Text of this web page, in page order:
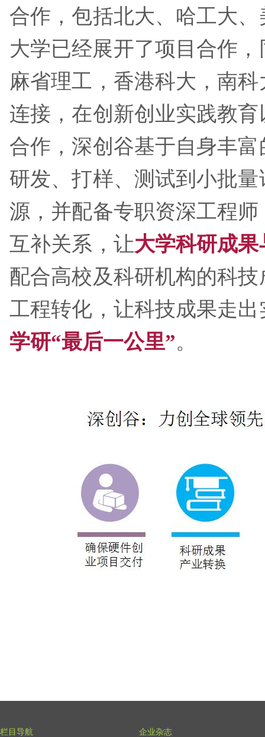
合作，包括北大、哈工大
大学已经展开了项目
麻省理工，香港科大，南
连接，在创新创业实践教
合作，深创谷基于自身丰
研发、打样、测试到小批
源，并配备专职资深工程
互补关系，让大学科研成
配合高校及科研机构的科
工程转化，让科技成果走出
学研“最后一公里”。
栏目导航 企业杂志